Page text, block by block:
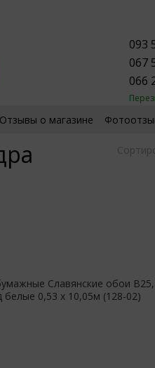
093
067
066
Отзывы о магазине